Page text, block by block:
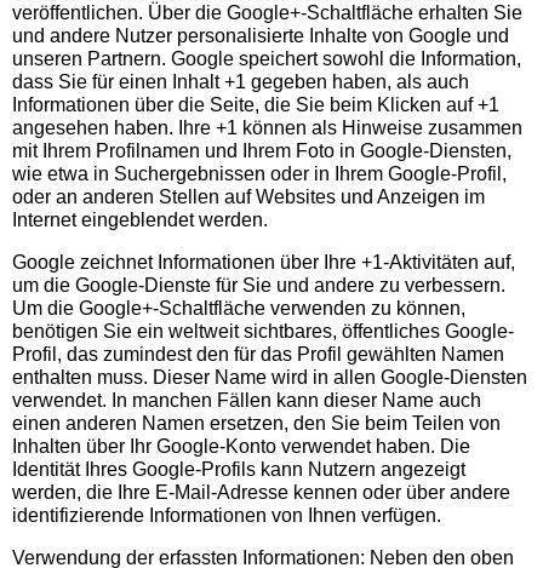
veröffentlichen. Über die Google+-Schaltfläche erhalten Sie
und andere Nutzer personalisierte Inhalte von Google und
unseren Partnern. Google speichert sowohl die Information,
dass Sie für einen Inhalt +1 gegeben haben, als auch
Informationen über die Seite, die Sie beim Klicken auf +1
angesehen haben. Ihre +1 können als Hinweise zusammen
mit Ihrem Profilnamen und Ihrem Foto in Google-Diensten,
wie etwa in Suchergebnissen oder in Ihrem Google-Profil,
oder an anderen Stellen auf Websites und Anzeigen im
Internet eingeblendet werden.
Google zeichnet Informationen über Ihre +1-Aktivitäten auf,
um die Google-Dienste für Sie und andere zu verbessern.
Um die Google+-Schaltfläche verwenden zu können,
benötigen Sie ein weltweit sichtbares, öffentliches Google-
Profil, das zumindest den für das Profil gewählten Namen
enthalten muss. Dieser Name wird in allen Google-Diensten
verwendet. In manchen Fällen kann dieser Name auch
einen anderen Namen ersetzen, den Sie beim Teilen von
Inhalten über Ihr Google-Konto verwendet haben. Die
Identität Ihres Google-Profils kann Nutzern angezeigt
werden, die Ihre E-Mail-Adresse kennen oder über andere
identifizierende Informationen von Ihnen verfügen.
Verwendung der erfassten Informationen: Neben den oben